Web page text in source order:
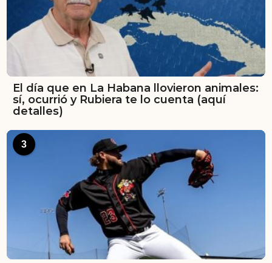
El día que en La Habana llovieron animales:
sí, ocurrió y Rubiera te lo cuenta (aquí
detalles)
3